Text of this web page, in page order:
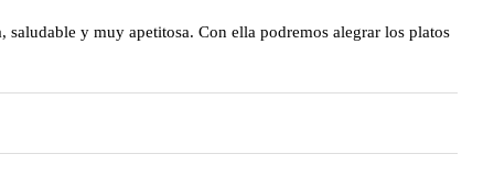
y muy apetitosa. Con ella podremos alegrar los platos